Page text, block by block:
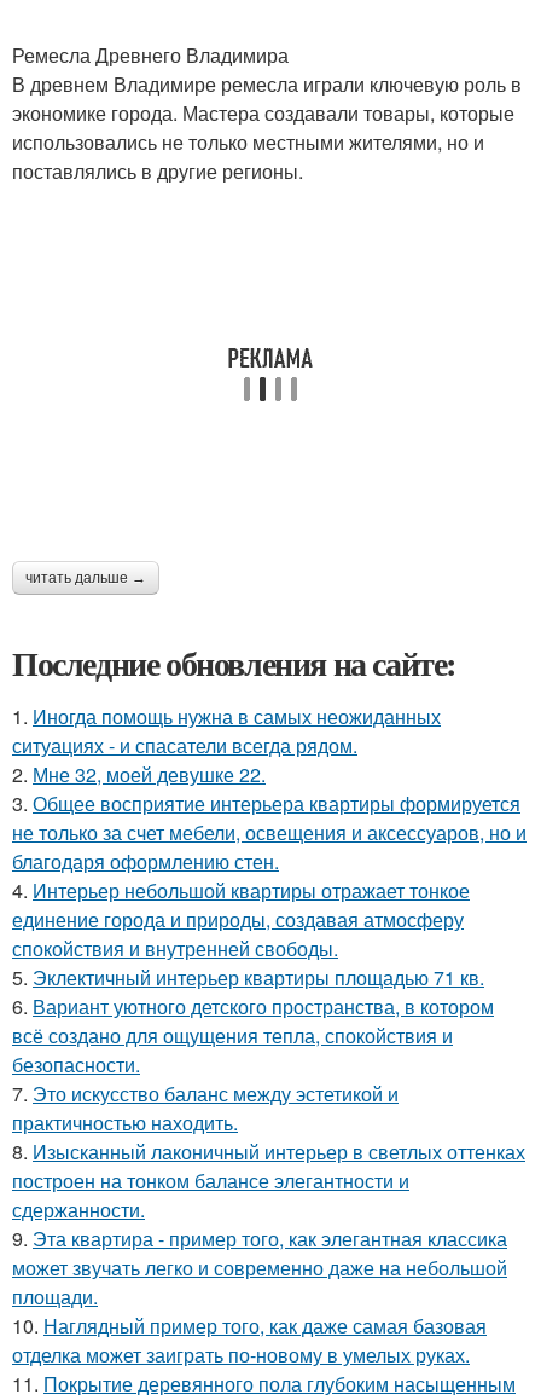
Ремесла Древнего Владимира
В древнем Владимире ремесла играли ключевую роль в
экономике города. Мастера создавали товары, которые
использовались не только местными жителями, но и
поставлялись в другие регионы.
читать дальше →
Последние обновления на сайте:
1. Иногда помощь нужна в самых неожиданных
ситуациях - и спасатели всегда рядом.
2. Мне 32, моей девушке 22.
3. Общее восприятие интерьера квартиры формируется
не только за счет мебели, освещения и аксессуаров, но и
благодаря оформлению стен.
4. Интерьер небольшой квартиры отражает тонкое
единение города и природы, создавая атмосферу
спокойствия и внутренней свободы.
5. Эклектичный интерьер квартиры площадью 71 кв.
6. Вариант уютного детского пространства, в котором
всё создано для ощущения тепла, спокойствия и
безопасности.
7. Это искусство баланс между эстетикой и
практичностью находить.
8. Изысканный лаконичный интерьер в светлых оттенках
построен на тонком балансе элегантности и
сдержанности.
9. Эта квартира - пример того, как элегантная классика
может звучать легко и современно даже на небольшой
площади.
10. Наглядный пример того, как даже самая базовая
отделка может заиграть по-новому в умелых руках.
11. Покрытие деревянного пола глубоким насыщенным